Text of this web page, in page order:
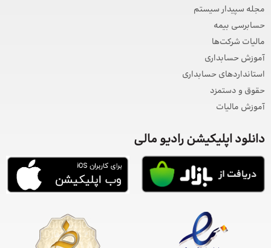
مجله سپیدار سیستم
حسابرسی بیمه
مالیات شرکت‌ها
آموزش حسابداری
استانداردهای حسابداری
حقوق و دستمزد
آموزش مالیات
دانلود اپلیکیشن رادیو مالی